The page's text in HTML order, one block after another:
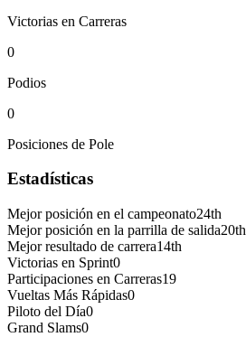
Victorias en Carreras
0
Podios
0
Posiciones de Pole
Estadísticas
Mejor posición en el campeonato24th
Mejor posición en la parrilla de salida20th
Mejor resultado de carrera14th
Victorias en Sprint0
Participaciones en Carreras19
Vueltas Más Rápidas0
Piloto del Día0
Grand Slams0